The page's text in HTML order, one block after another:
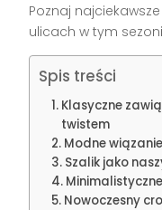
Poznaj
ulicach w tym
Spis treści
Klasyczne
twistem
Modne
Szalik jako
Nowoczesny